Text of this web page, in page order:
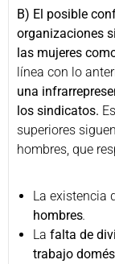
B) El posible
organizaciones
las mujeres
línea con lo
una
los sindicatos.
superiores
hombres, que
La existencia
hombres.
La falta de
trabajo